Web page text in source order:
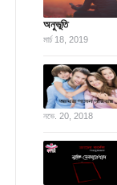
অনুভূতি
মার্চ 18, 2019
নভে. 20, 2018